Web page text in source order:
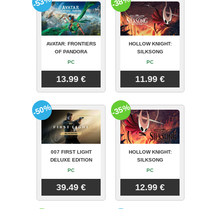
AVATAR: FRONTIERS
OF PANDORA
PC
13.99 €
HOLLOW KNIGHT:
SILKSONG
PC
11.99 €
007 FIRST LIGHT
DELUXE EDITION
PC
39.49 €
-50%
HOLLOW KNIGHT:
SILKSONG
PC
12.99 €
-35%